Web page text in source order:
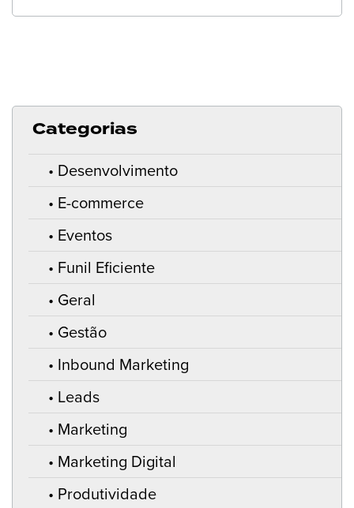
Categorias
Desenvolvimento
E-commerce
Eventos
Funil Eficiente
Geral
Gestão
Inbound Marketing
Leads
Marketing
Marketing Digital
Produtividade